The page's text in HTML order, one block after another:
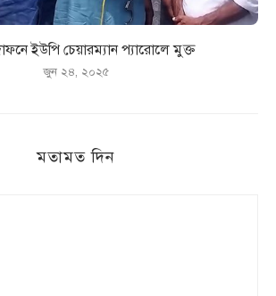
ইউপি চেয়ারম্যান প্যারোলে মুক্ত
জুন ২৪, ২০২৫
মতামত দিন